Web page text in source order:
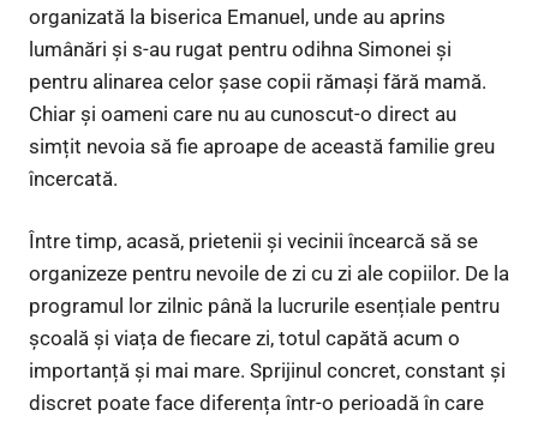
organizată la biserica Emanuel, unde au aprins
lumânări și s-au rugat pentru odihna Simonei și
pentru alinarea celor șase copii rămași fără mamă.
Chiar și oameni care nu au cunoscut-o direct au
simțit nevoia să fie aproape de această familie greu
încercată.
Între timp, acasă, prietenii și vecinii încearcă să se
organizeze pentru nevoile de zi cu zi ale copiilor. De la
programul lor zilnic până la lucrurile esențiale pentru
școală și viața de fiecare zi, totul capătă acum o
importanță și mai mare. Sprijinul concret, constant și
discret poate face diferența într-o perioadă în care